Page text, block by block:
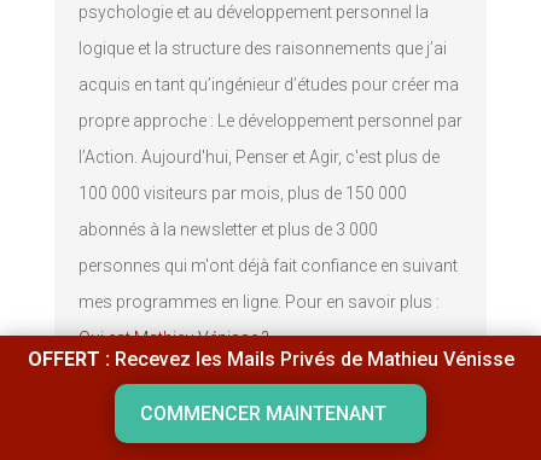
psychologie et au développement personnel la
logique et la structure des raisonnements que j’ai
acquis en tant qu’ingénieur d’études pour créer ma
propre approche : Le développement personnel par
l’Action. Aujourd'hui, Penser et Agir, c'est plus de
100 000 visiteurs par mois, plus de 150 000
abonnés à la newsletter et plus de 3 000
personnes qui m'ont déjà fait confiance en suivant
mes programmes en ligne. Pour en savoir plus :
Qui est Mathieu Vénisse ?
OFFERT :Recevez les Mails Privés de Mathieu Vénisse
COMMENCER MAINTENANT